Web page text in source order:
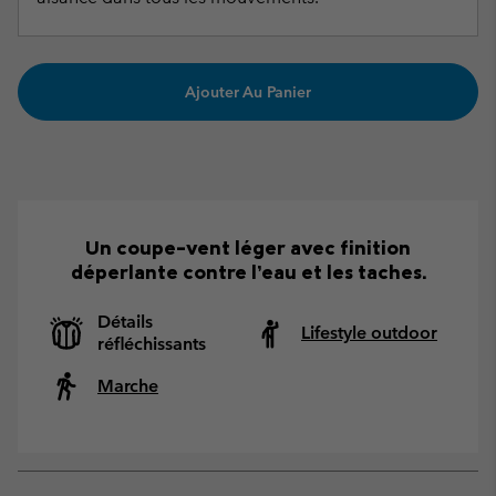
Ajouter Au Panier
Un coupe-vent léger avec finition
déperlante contre l’eau et les taches.
Détails
réfléchissants
Lifestyle outdoor
Marche